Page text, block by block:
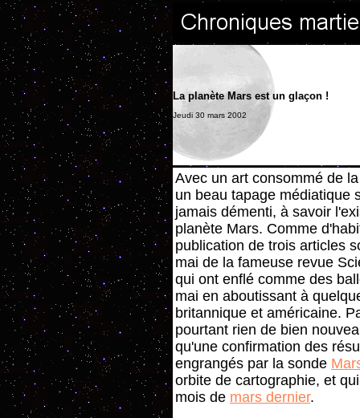
La planète Mars est un glaçon !
Jeudi 30 mars 2002
Avec un art consommé de
un beau tapage médiatique
jamais démenti, à savoir
planète Mars. Comme
publication de trois articles
mai de la fameuse revue
qui ont enflé comme des
mai en aboutissant à
britannique et américaine.
pourtant rien de bien
qu'une confirmation des
engrangés par la sonde
orbite de cartographie, et
mois de mars dernier.